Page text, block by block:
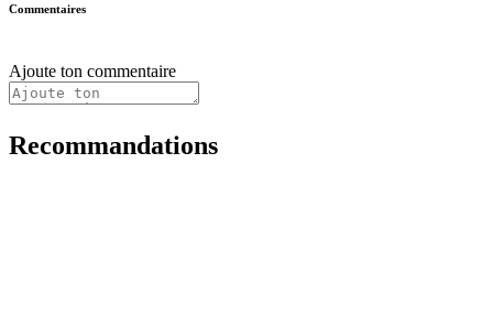
Commentaires
Ajoute ton commentaire
Recommandations